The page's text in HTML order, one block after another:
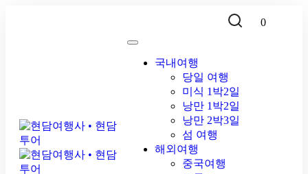
0
국내여행
당일 여행
미식 1박2일
낭만 1박2일
낭만 2박3일
섬 여행
해외여행
중국여행